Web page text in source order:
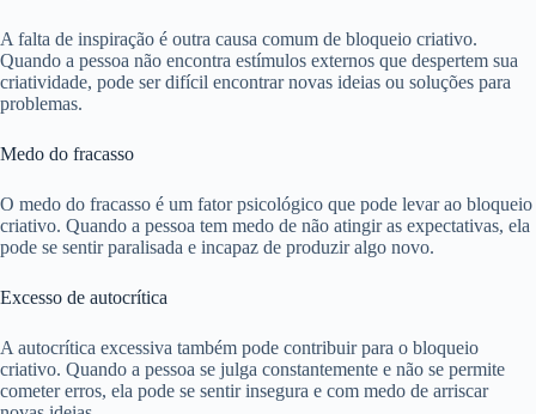
A falta de inspiração é outra causa comum de bloqueio criativo.
Quando a pessoa não encontra estímulos externos que despertem sua
criatividade, pode ser difícil encontrar novas ideias ou soluções para
problemas.
Medo do fracasso
O medo do fracasso é um fator psicológico que pode levar ao bloqueio
criativo. Quando a pessoa tem medo de não atingir as expectativas, ela
pode se sentir paralisada e incapaz de produzir algo novo.
Excesso de autocrítica
A autocrítica excessiva também pode contribuir para o bloqueio
criativo. Quando a pessoa se julga constantemente e não se permite
cometer erros, ela pode se sentir insegura e com medo de arriscar